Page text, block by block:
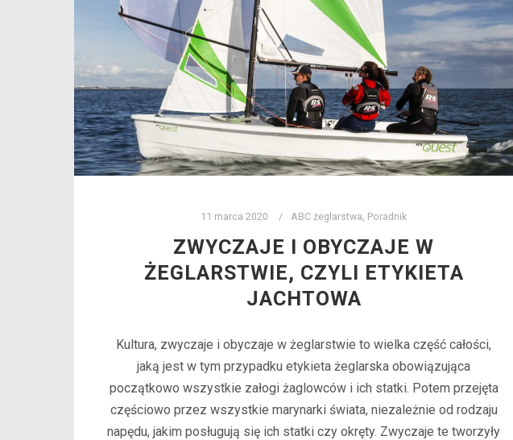
11 marca 2020 ABC żeglarstwa Poradnik
ZWYCZAJE I OBYCZAJE W
ŻEGLARSTWIE, CZYLI ETYKIETA
JACHTOWA
Kultura, zwyczaje i obyczaje w żeglarstwie to wielka część całości,
jaką jest w tym przypadku etykieta żeglarska obowiązująca
początkowo wszystkie załogi żaglowców i ich statki. Potem przejęta
częściowo przez wszystkie marynarki świata, niezależnie od rodzaju
napędu, jakim posługują się ich statki czy okręty. Zwyczaje te tworzyły